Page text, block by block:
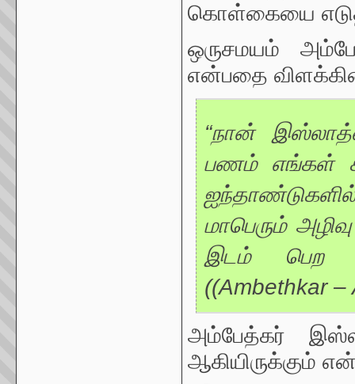
கொள்கையை
ஒருசமயம்
என்பதை
“நான்
பணம் எங்கள்
மாபெரும்
இடம் பெற
((Ambethkar –
அம்பேத்கர்
ஆகியிருக்கும்